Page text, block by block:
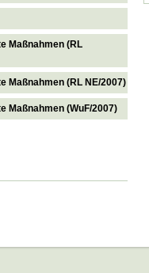
Maßnahmen (RL
Maßnahmen (RL NE/2007)
Maßnahmen (WuF/2007)